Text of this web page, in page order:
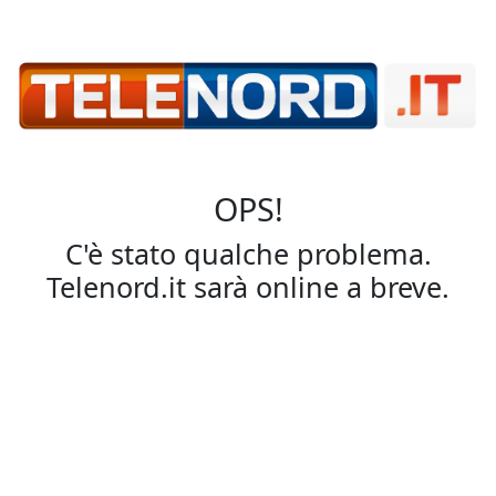
OPS!
C'è stato qualche problema.
Telenord.it sarà online a breve.